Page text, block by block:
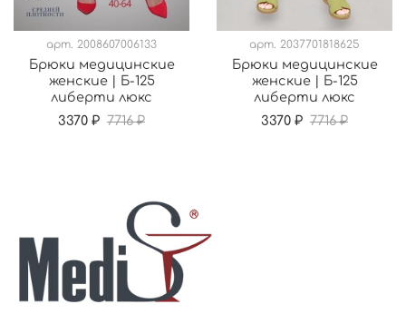
арт. 2008607006133
Брюки медицинские
женские | Б-125
либерти люкс
3370 ₽ 7716 ₽
арт. 2037701818625
Брюки медицинские
женские | Б-125
либерти люкс
3370 ₽ 7716 ₽